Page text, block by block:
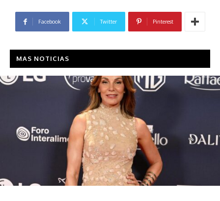
Facebook Twitter Pinterest
MAS NOTICIAS